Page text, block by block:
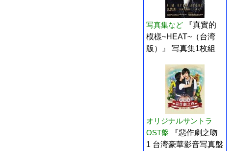
写真集など
『真實的
模樣~HEAT~（台湾
版）』 写真集1枚組
オリジナルサントラ
OST盤
『惡作劇之吻
1 台湾豪華影音写真盤